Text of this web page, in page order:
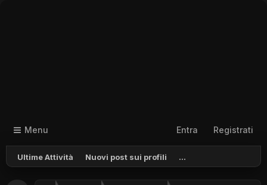
Menu
Ultime Attività Nuovi post sui profili ...
Entra Registrati